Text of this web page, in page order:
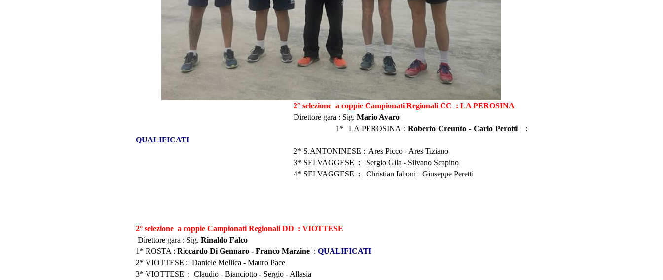
2° selezione a coppie Campionati Regionali CC : LA PEROSINA
Direttore gara : Sig. Mario Avaro
1* LA PEROSINA : Roberto Creunto - Carlo Perotti
:
QUALIFICATI
2* S.ANTONINESE : Ares Picco - Ares Tiziano
3* SELVAGGESE : Sergio Gila - Silvano Scapino
4* SELVAGGESE : Christian Iaboni - Giuseppe Peretti
2° selezione a coppie Campionati Regionali DD : VIOTTESE
Direttore gara : Sig. Rinaldo Falco
1* ROSTA : Riccardo Di Gennaro - Franco Marzine: QUALIFICATI
2* VIOTTESE : Daniele Mellica - Mauro Pace
3* VIOTTESE : Claudio - Bianciotto - Sergio - Allasia